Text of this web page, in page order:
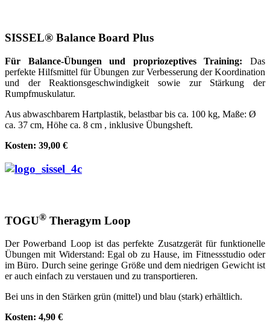
SISSEL® Balance Board Plus
Für Balance-Übungen und propriozeptives Training: Das
perfekte Hilfsmittel für Übungen zur Verbesserung der Koordination
und der Reaktionsgeschwindigkeit sowie zur Stärkung der
Rumpfmuskulatur.
Aus abwaschbarem Hartplastik, belastbar bis ca. 100 kg, Maße: Ø
ca. 37 cm, Höhe ca. 8 cm , inklusive Übungsheft.
Kosten: 39,00 €
TOGU® Theragym Loop
Der Powerband Loop ist das perfekte Zusatzgerät für funktionelle
Übungen mit Widerstand: Egal ob zu Hause, im Fitnessstudio oder
im Büro. Durch seine geringe Größe und dem niedrigen Gewicht ist
er auch einfach zu verstauen und zu transportieren.
Bei uns in den Stärken grün (mittel) und blau (stark) erhältlich.
Kosten: 4,90 €